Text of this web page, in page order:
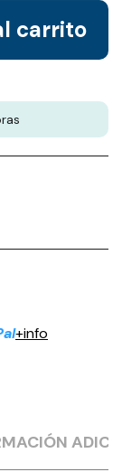
carrito
en tu lista
+info